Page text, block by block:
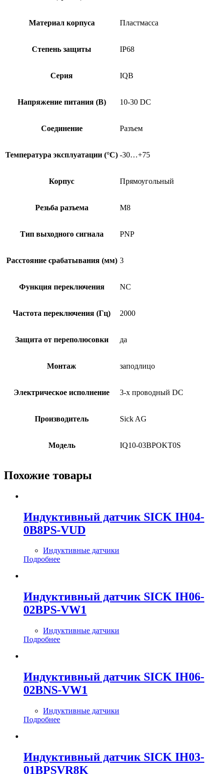
Материал корпуса Пластмасса
Степень защиты IP68
Серия IQB
Напряжение питания (В) 10-30 DC
Соединение Разъем
Температура эксплуатации (°C) -30…+75
Корпус Прямоугольный
Резьба разъема M8
Тип выходного сигнала PNP
Расстояние срабатывания (мм) 3
Функция переключения NC
Частота переключения (Гц) 2000
Защита от переполюсовки да
Монтаж заподлицо
Электрическое исполнение 3-х проводный DC
Производитель Sick AG
Модель IQ10-03BPOKT0S
Похожие товары
Индуктивный датчик SICK IH04-
0B8PS-VUD
Индуктивные датчики
Подробнее
Индуктивный датчик SICK IH06-
02BPS-VW1
Индуктивные датчики
Подробнее
Индуктивный датчик SICK IH06-
02BNS-VW1
Индуктивные датчики
Подробнее
Индуктивный датчик SICK IH03-
01BPSVR8K